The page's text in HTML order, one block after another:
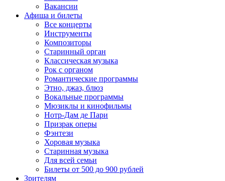
Вакансии
Афиша и билеты
Все концерты
Инструменты
Композиторы
Старинный орган
Классическая музыка
Рок с органом
Романтические программы
Этно, джаз, блюз
Вокальные программы
Мюзиклы и кинофильмы
Нотр-Дам де Пари
Призрак оперы
Фэнтези
Хоровая музыка
Старинная музыка
Для всей семьи
Билеты от 500 до 900 рублей
Зрителям